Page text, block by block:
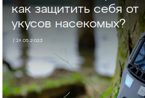
как защитить себя от
укусов насекомых?
/ 19.05.2023